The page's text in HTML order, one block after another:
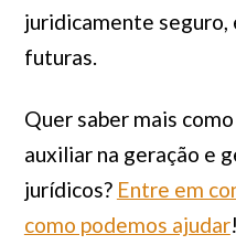
juridicamente
futuras.
Quer saber mais
auxiliar na geração e
jurídicos? Entre em
como podemos ajudar!